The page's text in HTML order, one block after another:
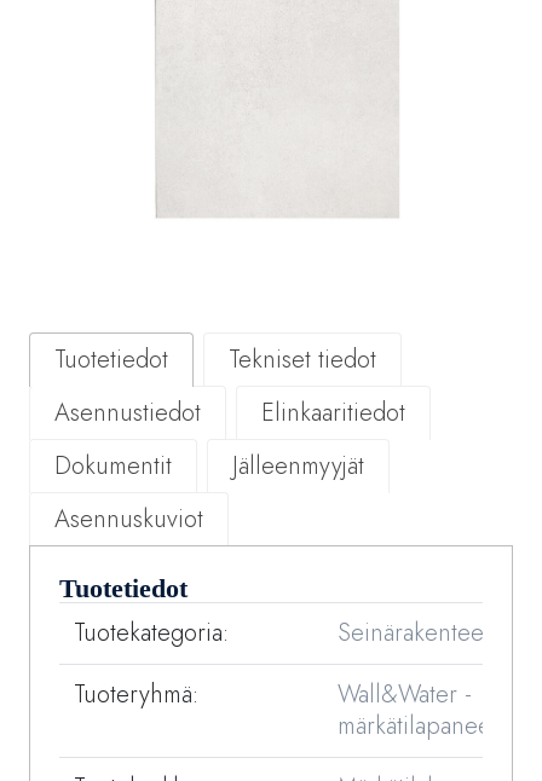
Tuotetiedot
Tekniset tiedot
Asennustiedot
Elinkaaritiedot
Dokumentit
Jälleenmyyjät
Asennuskuviot
Tuotetiedot
Tuotekategoria:
Seinärakenteet
Tuoteryhmä:
Wall&Water -
märkätilapaneelit